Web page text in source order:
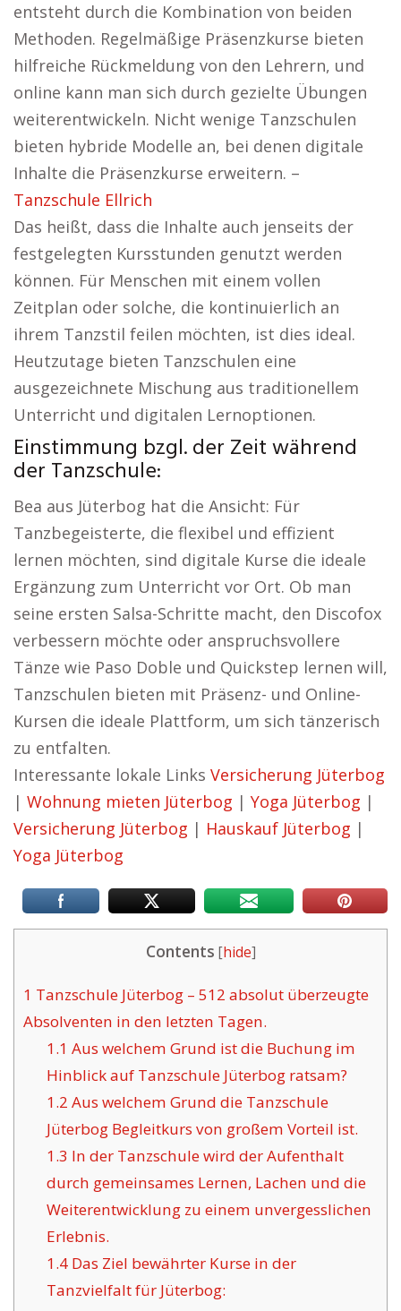
entsteht durch die Kombination von beiden
Methoden. Regelmäßige Präsenzkurse bieten
hilfreiche Rückmeldung von den Lehrern, und
online kann man sich durch gezielte Übungen
weiterentwickeln. Nicht wenige Tanzschulen
bieten hybride Modelle an, bei denen digitale
Inhalte die Präsenzkurse erweitern. –
Tanzschule Ellrich
Das heißt, dass die Inhalte auch jenseits der
festgelegten Kursstunden genutzt werden
können. Für Menschen mit einem vollen
Zeitplan oder solche, die kontinuierlich an
ihrem Tanzstil feilen möchten, ist dies ideal.
Heutzutage bieten Tanzschulen eine
ausgezeichnete Mischung aus traditionellem
Unterricht und digitalen Lernoptionen.
Einstimmung bzgl. der Zeit während
der Tanzschule:
Bea aus Jüterbog hat die Ansicht: Für
Tanzbegeisterte, die flexibel und effizient
lernen möchten, sind digitale Kurse die ideale
Ergänzung zum Unterricht vor Ort. Ob man
seine ersten Salsa-Schritte macht, den Discofox
verbessern möchte oder anspruchsvollere
Tänze wie Paso Doble und Quickstep lernen will,
Tanzschulen bieten mit Präsenz- und Online-
Kursen die ideale Plattform, um sich tänzerisch
zu entfalten.
Interessante lokale Links Versicherung Jüterbog
| Wohnung mieten Jüterbog | Yoga Jüterbog |
Versicherung Jüterbog | Hauskauf Jüterbog |
Yoga Jüterbog
Contents [hide]
1 Tanzschule Jüterbog – 512 absolut überzeugte
Absolventen in den letzten Tagen.
1.1 Aus welchem Grund ist die Buchung im
Hinblick auf Tanzschule Jüterbog ratsam?
1.2 Aus welchem Grund die Tanzschule
Jüterbog Begleitkurs von großem Vorteil ist.
1.3 In der Tanzschule wird der Aufenthalt
durch gemeinsames Lernen, Lachen und die
Weiterentwicklung zu einem unvergesslichen
Erlebnis.
1.4Das Ziel bewährter Kurse in der
Tanzvielfalt für Jüterbog: